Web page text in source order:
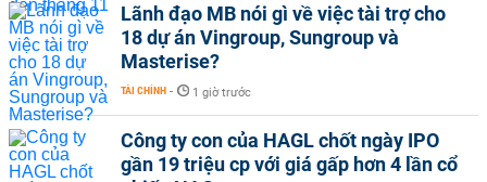
Lãnh đạo MB nói gì về việc tài trợ cho
18 dự án Vingroup, Sungroup và
Masterise?
TÀI CHÍNH - 1 giờ trước
Công ty con của HAGL chốt ngày IPO
gần 19 triệu cp với giá gấp hơn 4 lần cổ